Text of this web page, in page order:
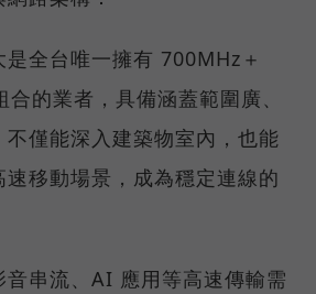
全台唯一擁有 700MHz＋
的業者，具備涵蓋範圍廣、
不僅能深入建築物室內，也能
移動場景，成為穩定連線的
音串流、AI 應用等高速傳輸需